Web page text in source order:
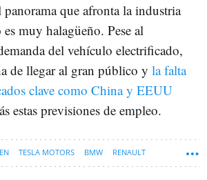
que afronta la industria
muy halagüeño. Pese al
del vehículo electrificado,
de llegar al gran público y la falta
clave como China y EEUU
estas previsiones de empleo.
TESLA MOTORS BMW RENAULT